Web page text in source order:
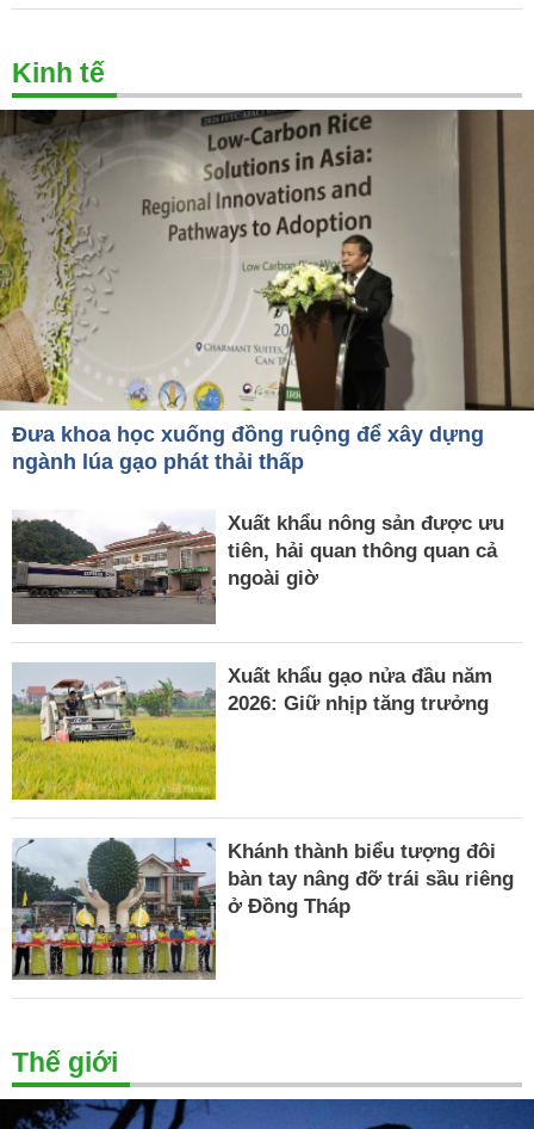
Kinh tế
Đưa khoa học xuống đồng ruộng để xây dựng
ngành lúa gạo phát thải thấp
Xuất khẩu nông sản được ưu
tiên, hải quan thông quan cả
ngoài giờ
Xuất khẩu gạo nửa đầu năm
2026: Giữ nhịp tăng trưởng
Khánh thành biểu tượng đôi
bàn tay nâng đỡ trái sầu riêng
ở Đồng Tháp
Thế giới